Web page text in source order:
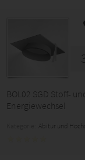
BOL02 SGD Stoff-
Energiewechsel
Abitur und